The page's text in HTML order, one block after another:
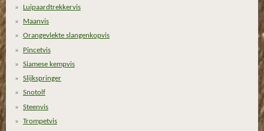
Luipaardtrekkervis
Maanvis
Orangevlekte slangenkopvis
Pincetvis
Siamese kempvis
Slijkspringer
Snotolf
Steenvis
Trompetvis